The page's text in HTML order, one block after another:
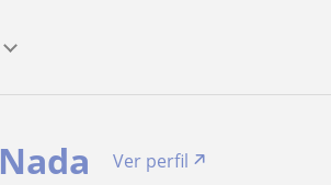
Nada
Ver perfil